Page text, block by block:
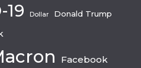
19 Dollar Donald Trump
Facebook